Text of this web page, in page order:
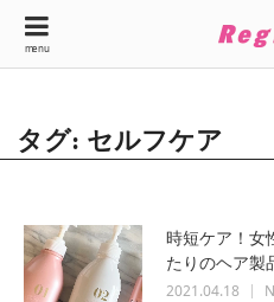
menu
タグ: セルフケア
時短ケア！女
たりのヘア製
2021.04.18